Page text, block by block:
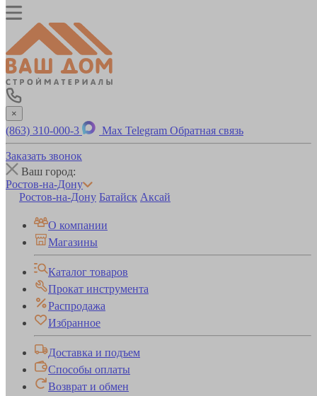
×
(863) 310-000-3 Max Telegram Обратная связь
Заказать звонок
Ваш город:
Ростов-на-Дону
Ростов-на-Дону Батайск Аксай
О компании
Магазины
Каталог товаров
Прокат инструмента
Распродажа
Избранное
Доставка и подъем
Способы оплаты
Возврат и обмен